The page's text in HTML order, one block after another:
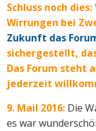
Schluss noch
Wirrungen bei
Zukunft das
sichergestellt,
Das Forum steht
jederzeit
9. Mail 2016: Die
es war